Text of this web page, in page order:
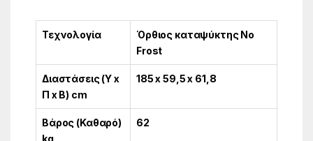
Τεχνολογία
Όρθιος καταψύκτης No
Frost
Διαστάσεις (Υ x
Π x Β) cm
185 x 59,5 x 61,8
Βάρος (Καθαρό)
62